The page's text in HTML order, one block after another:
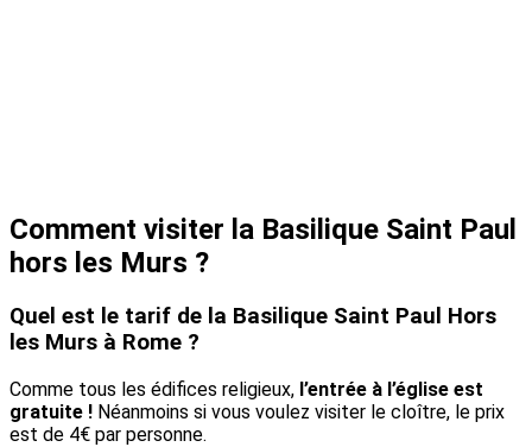
Comment visiter la Basilique Saint Paul
hors les Murs ?
Quel est le tarif de la Basilique Saint Paul Hors
les Murs à Rome ?
Comme tous les édifices religieux, l’entrée à l’église est
gratuite ! Néanmoins si vous voulez visiter le cloître, le prix
est de 4€ par personne.